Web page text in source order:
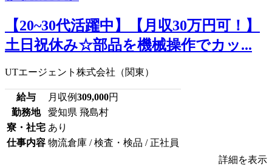
【20~30代活躍中】【月収30万円可！】
土日祝休み☆部品を機械操作でカッ...
UTエージェント株式会社（関東）
給与 月収例309,000円
勤務地
愛知県 飛島村
寮・社宅 あり
仕事内容 物流倉庫 / 検査・検品 / 正社員
詳細を表示